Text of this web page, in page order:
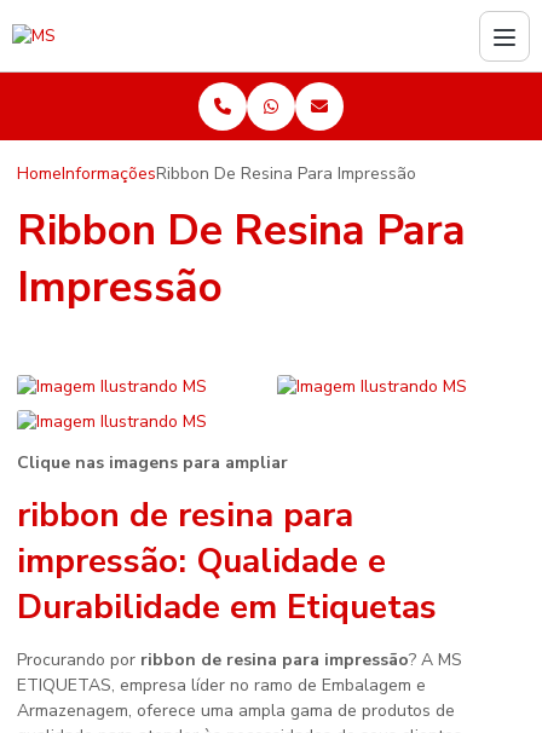
HomeInformaçõesRibbon De Resina Para Impressão
Ribbon De Resina Para
Impressão
Clique nas imagens para ampliar
ribbon de resina para
impressão: Qualidade e
Durabilidade em Etiquetas
Procurando por ribbon de resina para impressão? A MS
ETIQUETAS, empresa líder no ramo de Embalagem e
Armazenagem, oferece uma ampla gama de produtos de